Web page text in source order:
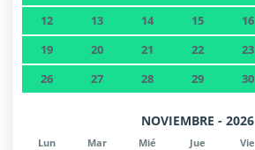
12
13 14 15 16
19
20 21 22 23
26
27 28 29 30
NOVIEMBRE - 2026
Lun Mar Mié Jue Vie